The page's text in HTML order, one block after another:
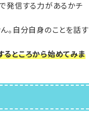
発信する力があるかチ
。自分自身のことを話す
るところから始めてみま